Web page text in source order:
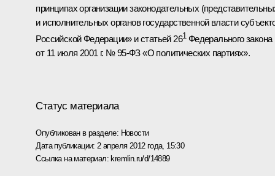
принципах организации законодательных
и исполнительных органов государственной власти
Российской Федерации» и статьей 261Федерального закона
от 11 июля 2001 г. № 95-ФЗ «О политических партиях».
Статус материала
Опубликован в разделе: Новости
Дата публикации: 2 апреля 2012 года, 15:30
Ссылка на материал: kremlin.ru/d/14889